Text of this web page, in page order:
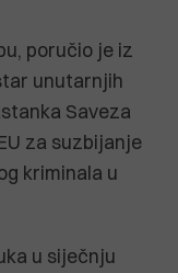
poručio je iz
unutarnjih
Saveza
za suzbijanje
kriminala u
u siječnju